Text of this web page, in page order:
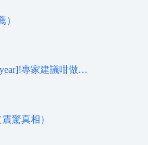
）
專家建議咁做…
驚真相）